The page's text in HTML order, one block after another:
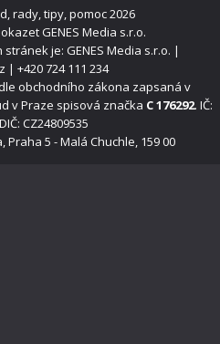
rady, tipy, pomoc2026
GENES Media s.r.o.
je: GENES Media s.r.o. |
| +420 724 111 234
obchodního zákona zapsaná v
v Praze spisová značka C 176292. IČ:
CZ24809535
5 - Malá Chuchle, 159 00